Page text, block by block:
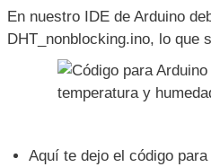
Ahora el archivo que